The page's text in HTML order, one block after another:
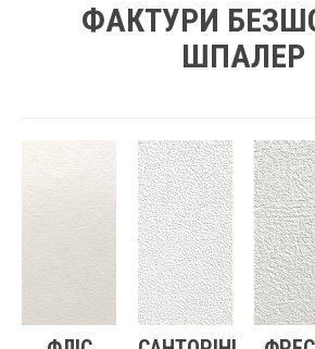
ФАКТУРИ
ШПАЛЕР